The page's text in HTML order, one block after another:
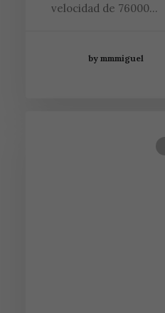
velocidad de 76000…
by mmmiguel